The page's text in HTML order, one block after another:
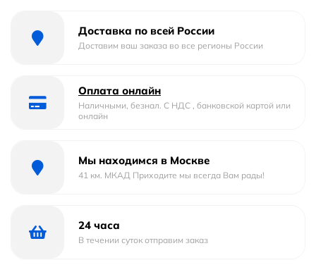
Донный клапан: нет
Аэратор: есть
Доставка по всей России
Доставим ваш заказа во все регионы России
Оплата онлайн
Наличными, безнал. С НДС , банковской картой или
онлайн
Мы находимся в Москве
41 км. МКАД Приходите мы всегда Вам рады!
24 часа
В течении суток отправим заказ